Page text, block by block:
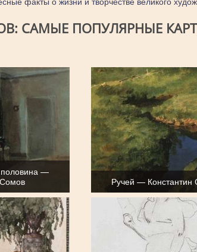
САМЫЕ ПОПУЛЯРНЫЕ
половина —
Ручей — Константин